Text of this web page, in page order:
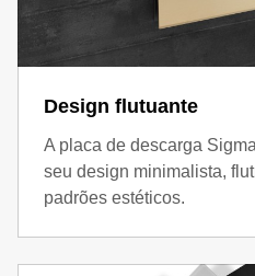
Design flutuante
A placa de descarga
seu design minimalista,
padrões estéticos.